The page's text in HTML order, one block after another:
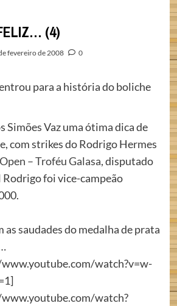
(4)
fevereiro de 2008 0
para a história do boliche
Simões Vaz uma ótima dica de
com strikes do Rodrigo Hermes
– Troféu Galasa, disputado
Rodrigo foi vice-campeão
as saudades do medalha de prata
watch?v=w-
watch?